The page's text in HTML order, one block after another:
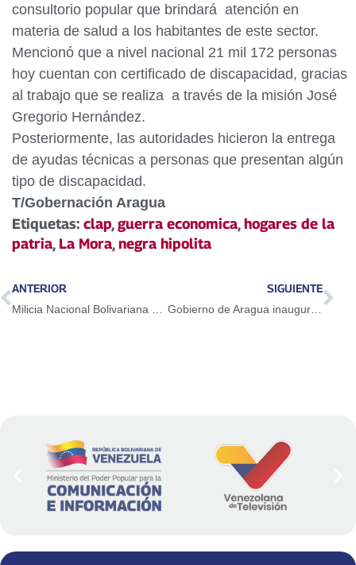
consultorio popular que brindará atención en
materia de salud a los habitantes de este sector.
Mencionó que a nivel nacional 21 mil 172 personas
hoy cuentan con certificado de discapacidad, gracias
al trabajo que se realiza a través de la misión José
Gregorio Hernández.
Posteriormente, las autoridades hicieron la entrega
de ayudas técnicas a personas que presentan algún
tipo de discapacidad.
T/Gobernación Aragua
Etiquetas: clap,guerra economica,hogares de la
patria, La Mora,negra hipolita
ANTERIOR SIGUIENTE
Gobierno de Aragua inaugura Farmacia Comunitaria en el municipio Girardot